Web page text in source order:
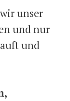
unser
und nur
und